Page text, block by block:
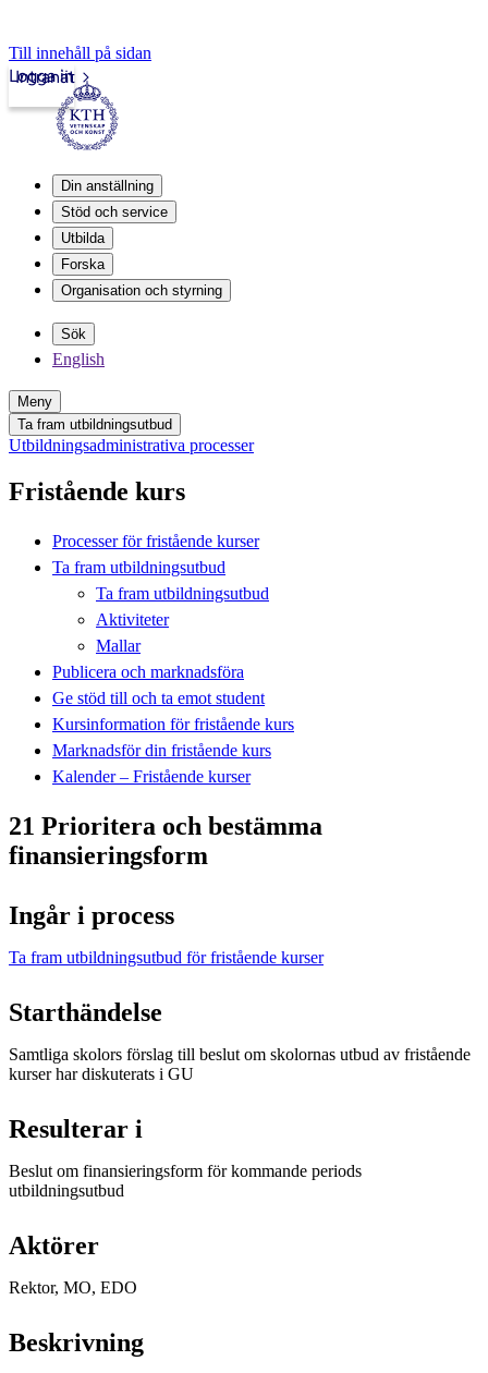
Till innehåll på sidan
Intranät
Logga in
Din anställning
Stöd och service
Utbilda
Forska
Organisation och styrning
Sök
English
Meny
Ta fram utbildningsutbud
Utbildningsadministrativa processer
Fristående kurs
Processer för fristående kurser
Ta fram utbildningsutbud
Ta fram utbildningsutbud
Aktiviteter
Mallar
Publicera och marknadsföra
Ge stöd till och ta emot student
Kursinformation för fristående kurs
Marknadsför din fristående kurs
Kalender – Fristående kurser
21 Prioritera och bestämma
finansieringsform
Ingår i process
Ta fram utbildningsutbud för fristående kurser
Starthändelse
Samtliga skolors förslag till beslut om skolornas utbud av fristående
kurser har diskuterats i GU
Resulterar i
Beslut om finansieringsform för kommande periods
utbildningsutbud
Aktörer
Rektor, MO, EDO
Beskrivning